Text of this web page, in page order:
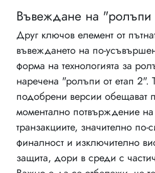
Въвеждане на "ролъпи
Друг ключов елемент от
въвеждането на по-
форма на технологията за
наречена "ролъпи от етап 2".
подобрени версии обещават
моментално потвърждение на
транзакциите, значително по-
финалност и изключително
защита, дори в среди с